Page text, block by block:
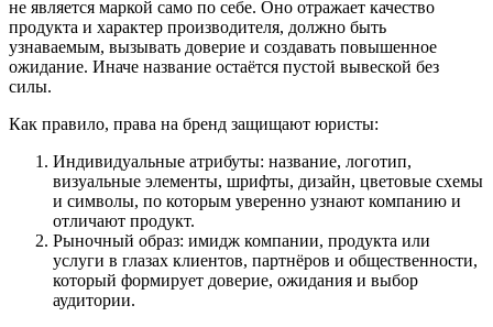
не является маркой само по себе. Оно отражает качество
продукта и характер производителя, должно быть
узнаваемым, вызывать доверие и создавать повышенное
ожидание. Иначе название остаётся пустой вывеской без
силы.
Как правило, права на бренд защищают юристы:
Индивидуальные атрибуты: название, логотип,
визуальные элементы, шрифты, дизайн, цветовые схемы
и символы, по которым уверенно узнают компанию и
отличают продукт.
Рыночный образ: имидж компании, продукта или
услуги в глазах клиентов, партнёров и общественности,
который формирует доверие, ожидания и выбор
аудитории.